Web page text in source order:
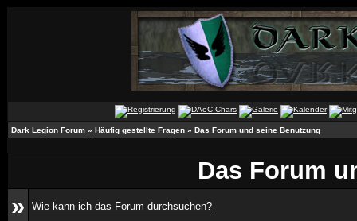
Dark Legion Forum » Häufig gestellte Fragen » Das Forum und seine Benutzung
Das Forum
»
Wie kann ich das Forum durchsuchen?